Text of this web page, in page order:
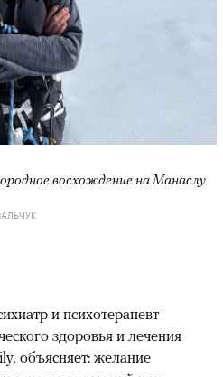
восхождение на Манаслу
и психотерапевт
здоровья и лечения
объясняет: желание